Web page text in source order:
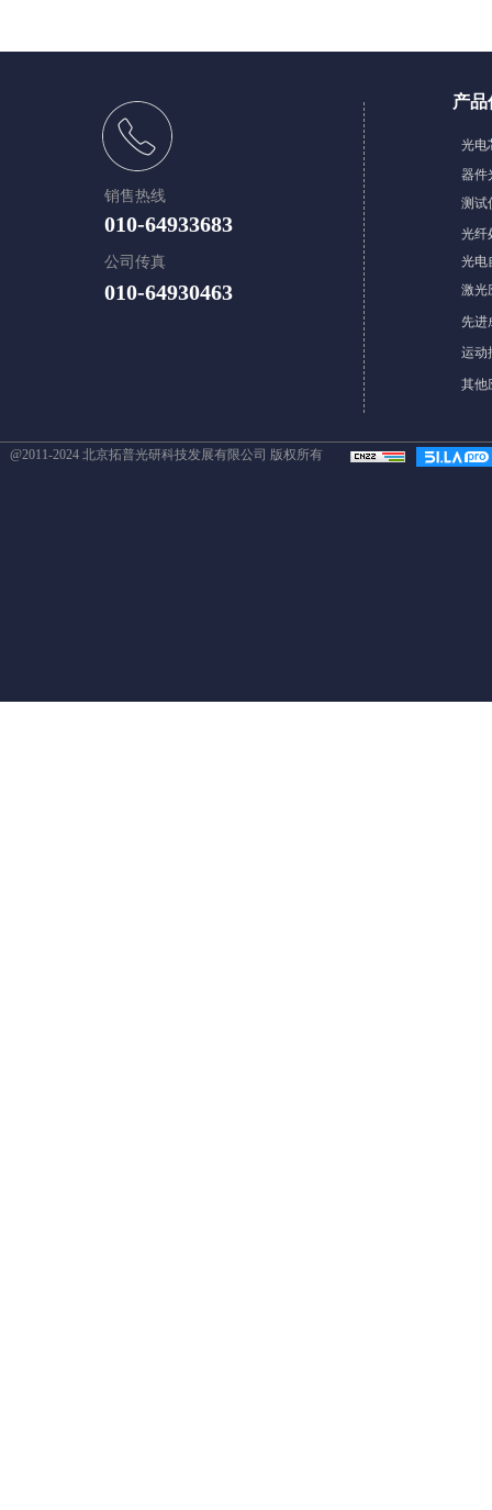
光电
@2011-2024 北京拓普光研科技发展有限公司 版权所有
先进
公司传真
010-64933683
010-64930463
产品
销售热线
器件
测试
光纤
运动
光电
激光
其他